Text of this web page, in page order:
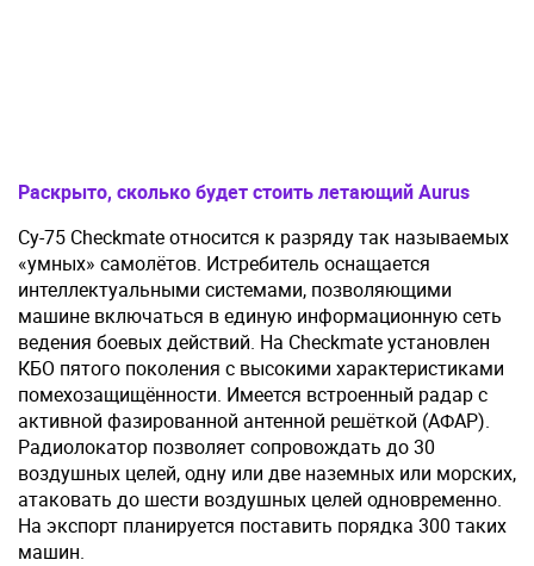
Раскрыто, сколько будет стоить летающий Aurus
Су-75 Checkmate относится к разряду так называемых
«умных» самолётов. Истребитель оснащается
интеллектуальными системами, позволяющими
машине включаться в единую информационную сеть
ведения боевых действий. На Checkmate установлен
КБО пятого поколения с высокими характеристиками
помехозащищённости. Имеется встроенный радар с
активной фазированной антенной решёткой (АФАР).
Радиолокатор позволяет сопровождать до 30
воздушных целей, одну или две наземных или морских,
атаковать до шести воздушных целей одновременно.
На экспорт планируется поставить порядка 300 таких
машин.